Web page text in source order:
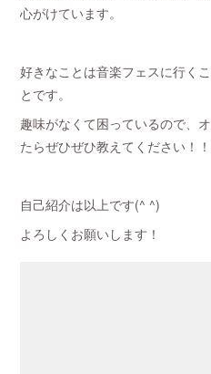
心がけています。
好きなことは音楽フェスに行く
とです。
趣味がなくて困っているので、
たらぜひぜひ教えてください！！
自己紹介は以上です(^ ^)
よろしくお願いします！